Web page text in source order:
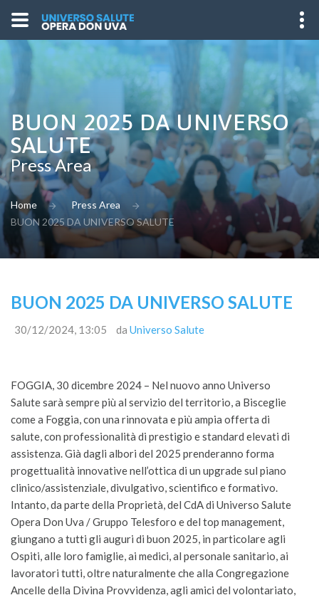
BUON 2025 DA UNIVERSO
SALUTE
Press Area
Home
Press Area
BUON 2025 DA UNIVERSO SALUTE
BUON 2025 DA UNIVERSO SALUTE
30/12/2024, 13:05 da Universo Salute
FOGGIA, 30 dicembre 2024 – Nel nuovo anno Universo
Salute sarà sempre più al servizio del territorio, a Bisceglie
come a Foggia, con una rinnovata e più ampia offerta di
salute, con professionalità di prestigio e standard elevati di
assistenza. Già dagli albori del 2025 prenderanno forma
progettualità innovative nell’ottica di un upgrade sul piano
clinico/assistenziale, divulgativo, scientifico e formativo.
Intanto, da parte della Proprietà, del CdA di Universo Salute
Opera Don Uva / Gruppo Telesforo e del top management,
giungano a tutti gli auguri di buon 2025, in particolare agli
Ospiti, alle loro famiglie, ai medici, al personale sanitario, ai
lavoratori tutti, oltre naturalmente che alla Congregazione
Ancelle della Divina Provvidenza, agli amici del volontariato,